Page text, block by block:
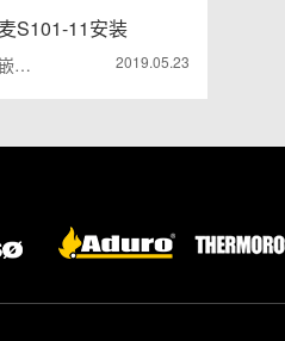
S101-11安装
… 2019.05.23